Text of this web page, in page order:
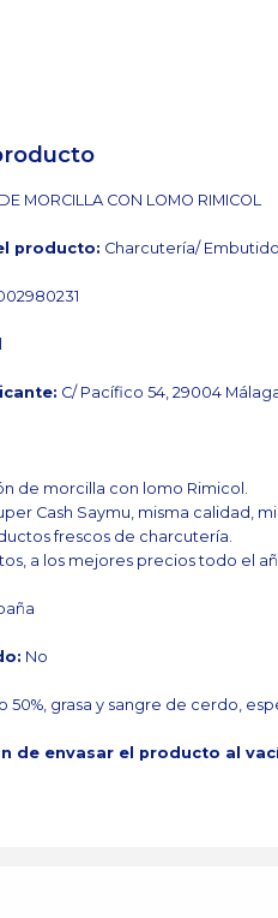
MORCILLA CON LOMO RIMICOL
producto: Charcutería/
C/ Pacífico 54, 29004
de morcilla con lomo Rimicol.
Cash Saymu, misma calidad,
frescos de charcutería.
a los mejores precios todo el
No
50%, grasa y sangre de cerdo,
de envasar el producto al